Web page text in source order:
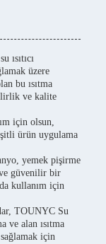
ısıtıcı
üzere
bu ısıtma
ve kalite
için olsun,
ürün uygulama
yemek pişirme
güvenilir bir
kullanım için
TOUNYC Su
ve alan ısıtma
için